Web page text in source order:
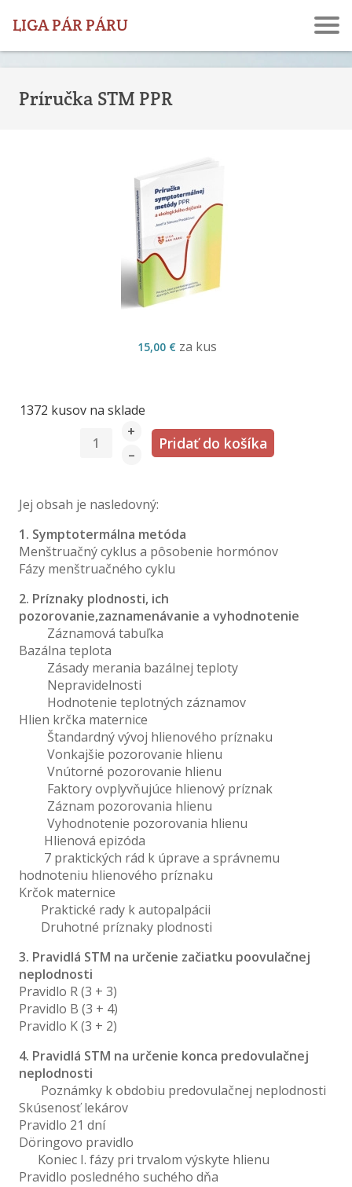
LIGA PÁR PÁRU
Príručka STM PPR
15,00 € za kus
1372 kusov na sklade
+
–
Jej obsah je nasledovný:
1. Symptotermálna metóda
Menštruačný cyklus a pôsobenie hormónov
Fázy menštruačného cyklu
2. Príznaky plodnosti, ich
pozorovanie,zaznamenávanie a vyhodnotenie
Záznamová tabuľka
Bazálna teplota
Zásady merania bazálnej teploty
Nepravidelnosti
Hodnotenie teplotných záznamov
Hlien krčka maternice
Štandardný vývoj hlienového príznaku
Vonkajšie pozorovanie hlienu
Vnútorné pozorovanie hlienu
Faktory ovplyvňujúce hlienový príznak
Záznam pozorovania hlienu
Vyhodnotenie pozorovania hlienu
Hlienová epizóda
7 praktických rád k úprave a správnemu
hodnoteniu hlienového príznaku
Krčok maternice
Praktické rady k autopalpácii
Druhotné príznaky plodnosti
3. Pravidlá STM na určenie začiatku poovulačnej
neplodnosti
Pravidlo R (3 + 3)
Pravidlo B (3 + 4)
Pravidlo K (3 + 2)
4. Pravidlá STM na určenie konca predovulačnej
neplodnosti
Poznámky k obdobiu predovulačnej neplodnosti
Skúsenosť lekárov
Pravidlo 21 dní
Döringovo pravidlo
Koniec I. fázy pri trvalom výskyte hlienu
Pravidlo posledného suchého dňa